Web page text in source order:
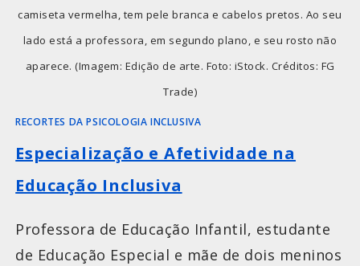
camiseta vermelha, tem pele branca e cabelos pretos. Ao seu
lado está a professora, em segundo plano, e seu rosto não
aparece. (Imagem: Edição de arte. Foto: iStock. Créditos: FG
Trade)
RECORTES DA PSICOLOGIA INCLUSIVA
Especialização e Afetividade na
Educação Inclusiva
Professora de Educação Infantil, estudante
de Educação Especial e mãe de dois meninos